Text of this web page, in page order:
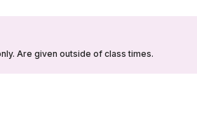
Are given outside of class times.